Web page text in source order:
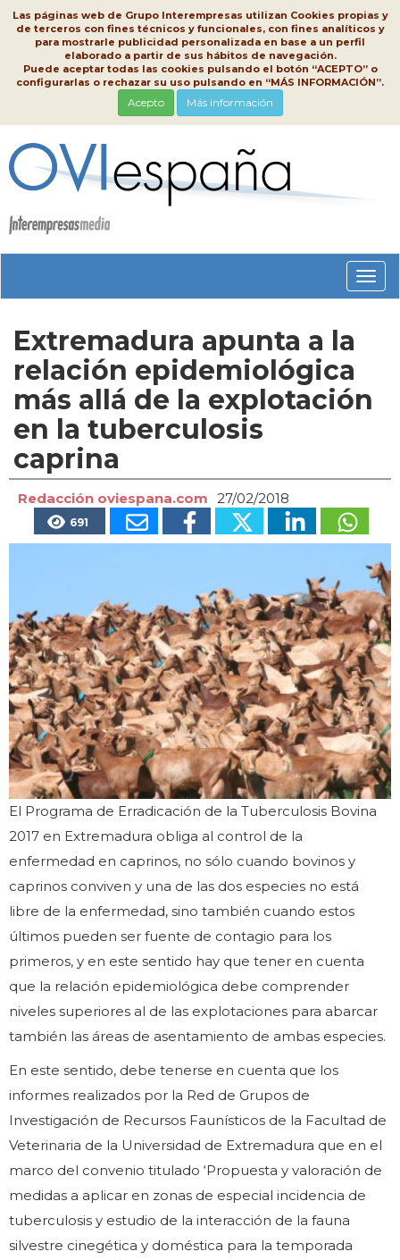
Las páginas web de Grupo Interempresas utilizan Cookies propias y
de terceros con fines técnicos y funcionales, con fines analíticos y
para mostrarle publicidad personalizada en base a un perfil
elaborado a partir de sus hábitos de navegación.
Puede aceptar todas las cookies pulsando el botón “ACEPTO” o
configurarlas o rechazar su uso pulsando en “MÁS INFORMACIÓN”.
Acepto Más información
Extremadura apunta a la
relación epidemiológica
más allá de la explotación
en la tuberculosis
caprina
Redacción oviespana.com 27/02/2018
691
El Programa de Erradicación de la Tuberculosis Bovina
2017 en Extremadura obliga al control de la
enfermedad en caprinos, no sólo cuando bovinos y
caprinos conviven y una de las dos especies no está
libre de la enfermedad, sino también cuando estos
últimos pueden ser fuente de contagio para los
primeros, y en este sentido hay que tener en cuenta
que la relación epidemiológica debe comprender
niveles superiores al de las explotaciones para abarcar
también las áreas de asentamiento de ambas especies.
En este sentido, debe tenerse en cuenta que los
informes realizados por la Red de Grupos de
Investigación de Recursos Faunísticos de la Facultad de
Veterinaria de la Universidad de Extremadura que en el
marco del convenio titulado ‘Propuesta y valoración de
medidas a aplicar en zonas de especial incidencia de
tuberculosis y estudio de la interacción de la fauna
silvestre cinegética y doméstica para la temporada